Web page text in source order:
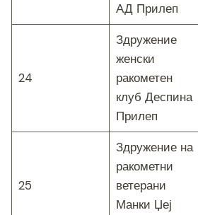
АД Прилеп
24
Здружение
женски
ракометен
клуб Деспина
Прилеп
25
Здружение на
ракометни
ветерани
Манки Џеј